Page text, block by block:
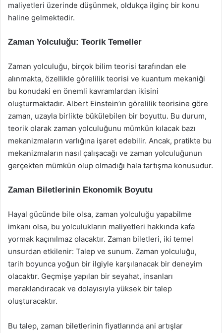
maliyetleri üzerinde düşünmek, oldukça ilginç bir konu
haline gelmektedir.
Zaman Yolculuğu: Teorik Temeller
Zaman yolculuğu, birçok bilim teorisi tarafından ele
alınmakta, özellikle görelilik teorisi ve kuantum mekaniği
bu konudaki en önemli kavramlardan ikisini
oluşturmaktadır. Albert Einstein’ın görelilik teorisine göre
zaman, uzayla birlikte bükülebilen bir boyuttu. Bu durum,
teorik olarak zaman yolculuğunu mümkün kılacak bazı
mekanizmaların varlığına işaret edebilir. Ancak, pratikte bu
mekanizmaların nasıl çalışacağı ve zaman yolculuğunun
gerçekten mümkün olup olmadığı hala tartışma konusudur.
Zaman Biletlerinin Ekonomik Boyutu
Hayal gücünde bile olsa, zaman yolculuğu yapabilme
imkanı olsa, bu yolculukların maliyetleri hakkında kafa
yormak kaçınılmaz olacaktır. Zaman biletleri, iki temel
unsurdan etkilenir: Talep ve sunum. Zaman yolculuğu,
tarih boyunca yoğun bir ilgiyle karşılanacak bir deneyim
olacaktır. Geçmişe yapılan bir seyahat, insanları
meraklandıracak ve dolayısıyla yüksek bir talep
oluşturacaktır.
Bu talep, zaman biletlerinin fiyatlarında ani artışlar